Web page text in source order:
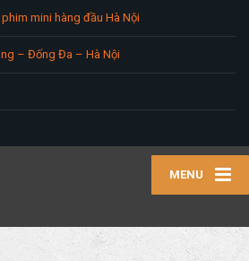
mini hàng đầu Hà Nội
– Đống Đa – Hà Nội
MENU